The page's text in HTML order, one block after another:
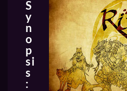
S
y
n
o
p
si
s
: